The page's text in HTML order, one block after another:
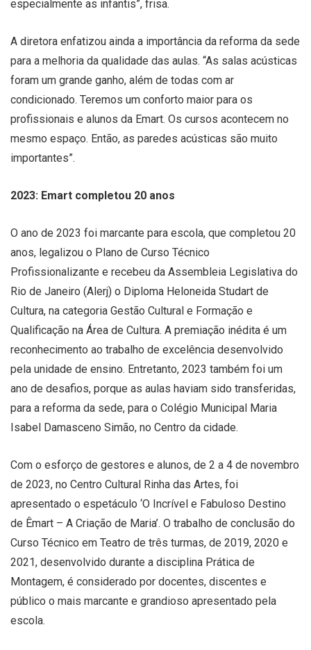
especialmente as infantis”, frisa.
A diretora enfatizou ainda a importância da reforma da sede
para a melhoria da qualidade das aulas. “As salas acústicas
foram um grande ganho, além de todas com ar
condicionado. Teremos um conforto maior para os
profissionais e alunos da Emart. Os cursos acontecem no
mesmo espaço. Então, as paredes acústicas são muito
importantes”.
2023: Emart completou 20 anos
O ano de 2023 foi marcante para escola, que completou 20
anos, legalizou o Plano de Curso Técnico
Profissionalizante e recebeu da Assembleia Legislativa do
Rio de Janeiro (Alerj) o Diploma Heloneida Studart de
Cultura, na categoria Gestão Cultural e Formação e
Qualificação na Área de Cultura. A premiação inédita é um
reconhecimento ao trabalho de excelência desenvolvido
pela unidade de ensino. Entretanto, 2023 também foi um
ano de desafios, porque as aulas haviam sido transferidas,
para a reforma da sede, para o Colégio Municipal Maria
Isabel Damasceno Simão, no Centro da cidade.
Com o esforço de gestores e alunos, de 2 a 4 de novembro
de 2023, no Centro Cultural Rinha das Artes, foi
apresentado o espetáculo ‘O Incrível e Fabuloso Destino
de Êmart – A Criação de Maria’. O trabalho de conclusão do
Curso Técnico em Teatro de três turmas, de 2019, 2020 e
2021, desenvolvido durante a disciplina Prática de
Montagem, é considerado por docentes, discentes e
público o mais marcante e grandioso apresentado pela
escola.